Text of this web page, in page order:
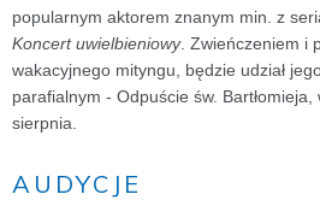
popularnym aktorem znanym min. z
Koncert uwielbieniowy. Zwieńczeniem i
wakacyjnego mityngu, będzie udział
parafialnym - Odpuście św.
sierpnia.
AUDYCJE